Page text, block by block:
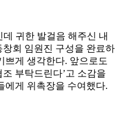
귀한 발걸음 해주신 내
회 임원진 구성을 완료하
쁘게 생각한다. 앞으로도
부탁드린다’고 소감을
에게 위촉장을 수여했다.